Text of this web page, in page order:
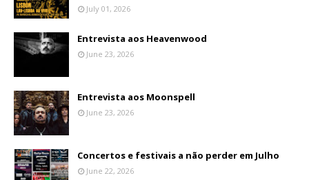
July 01, 2026
Entrevista aos Heavenwood
June 23, 2026
Entrevista aos Moonspell
June 23, 2026
Concertos e festivais a não perder em Julho
June 22, 2026